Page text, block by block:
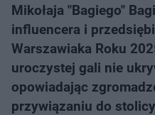
Mikołaja "Bagiego"
influencera i
Warszawiaka Roku
uroczystej gali nie
opowiadając
przywiązaniu do